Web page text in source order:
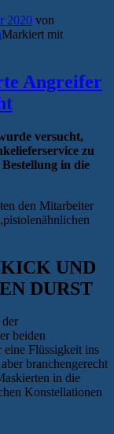
2020 von
Markiert mit
Angreifer
versucht,
zu
in die
den Mitarbeiter
UND
DURST
beiden
Flüssigkeit ins
branchengerecht
in die
Konstellationen